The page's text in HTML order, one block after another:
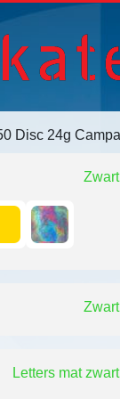
Disc 24g
Zwart
Zwart
Letters mat zwart